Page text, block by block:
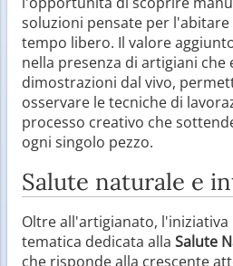
soluzioni pensate per
tempo libero. Il valore
nella presenza di artigiani
dimostrazioni dal vivo,
osservare le tecniche di
processo creativo che
ogni singolo pezzo.
Salute naturale e
Oltre all'artigianato,
tematica dedicata alla Salute
che risponde alla crescente